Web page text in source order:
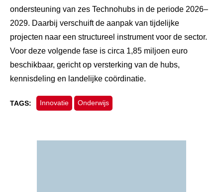
ondersteuning van zes Technohubs in de periode 2026–
2029. Daarbij verschuift de aanpak van tijdelijke
projecten naar een structureel instrument voor de sector.
Voor deze volgende fase is circa 1,85 miljoen euro
beschikbaar, gericht op versterking van de hubs,
kennisdeling en landelijke coördinatie.
TAGS: Innovatie Onderwijs